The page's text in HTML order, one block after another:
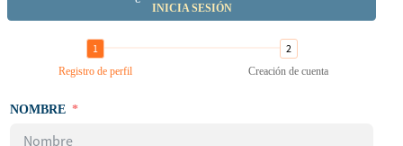
INICIA SESIÓN
Registro de perfil Creación de cuenta
NOMBRE